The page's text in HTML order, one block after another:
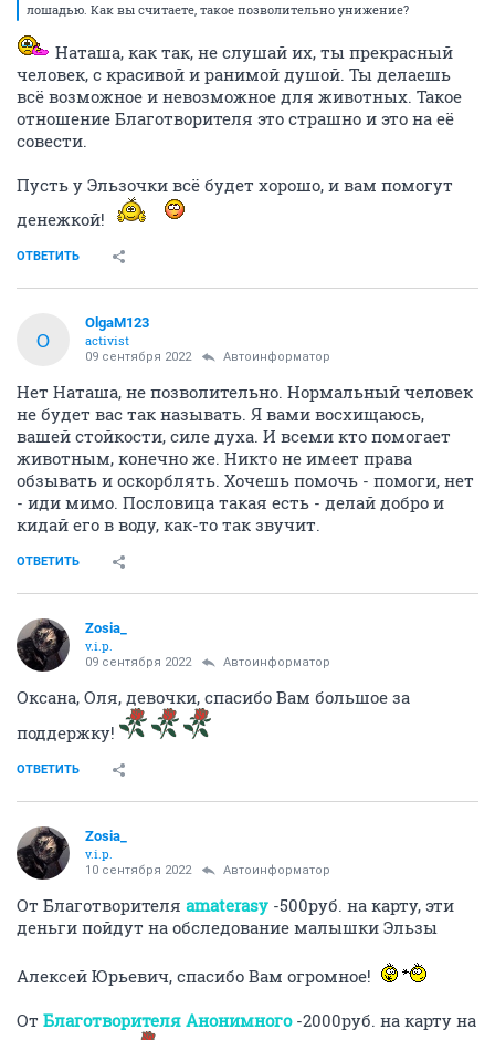
лошадью. Как вы считаете, такое позволительно унижение?
Наташа, как так, не слушай их, ты прекрасный
человек, с красивой и ранимой душой. Ты делаешь
всё возможное и невозможное для животных. Такое
отношение Благотворителя это страшно и это на её
совести.
Пусть у Эльзочки всё будет хорошо, и вам помогут
денежкой!
ОТВЕТИТЬ
O
OlgaM123
activist
09 сентября 2022 Автоинформатор
Нет Наташа, не позволительно. Нормальный человек
не будет вас так называть. Я вами восхищаюсь,
вашей стойкости, силе духа. И всеми кто помогает
животным, конечно же. Никто не имеет права
обзывать и оскорблять. Хочешь помочь - помоги, нет
- иди мимо. Пословица такая есть - делай добро и
кидай его в воду, как-то так звучит.
ОТВЕТИТЬ
Zosia_
v.i.p.
09 сентября 2022 Автоинформатор
Оксана, Оля, девочки, спасибо Вам большое за
поддержку!
ОТВЕТИТЬ
Zosia_
v.i.p.
10 сентября 2022 Автоинформатор
От Благотворителя amaterasy -500руб. на карту, эти
деньги пойдут на обследование малышки Эльзы
Алексей Юрьевич, спасибо Вам огромное!
От Благотворителя Анонимного -2000руб. на карту на